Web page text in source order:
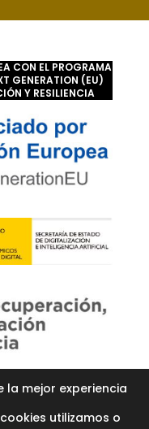
CON EL PROGRAMA
GENERATION (EU)
Y RESILIENCIA
la mejor experiencia
utilizamos o